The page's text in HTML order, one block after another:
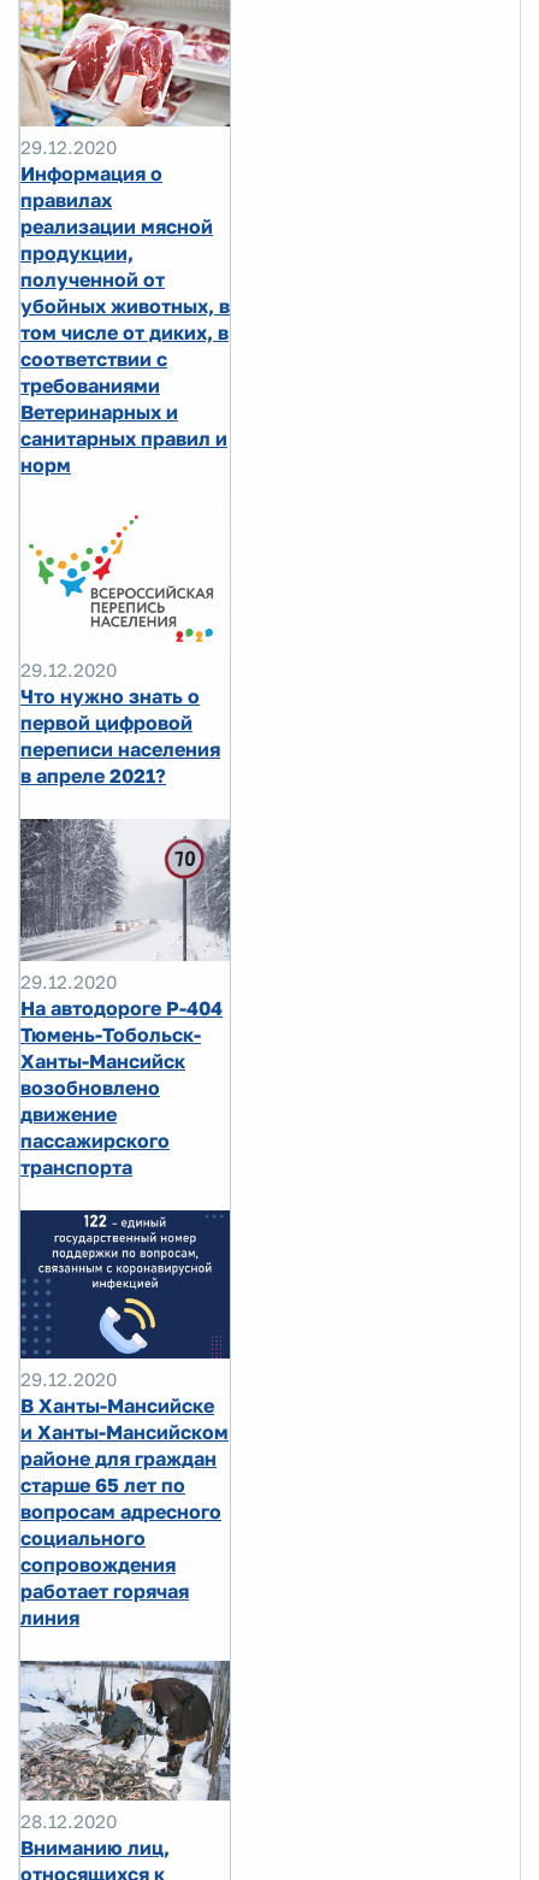
29.12.2020
Информация о
правилах
реализации мясной
продукции,
полученной от
убойных животных, в
том числе от диких, в
соответствии с
требованиями
Ветеринарных и
санитарных правил и
норм
29.12.2020
Что нужно знать о
первой цифровой
переписи населения
в апреле 2021?
29.12.2020
На автодороге Р-404
Тюмень-Тобольск-
Ханты-Мансийск
возобновлено
движение
пассажирского
транспорта
29.12.2020
В Ханты-Мансийске
и Ханты-Мансийском
районе для граждан
старше 65 лет по
вопросам адресного
социального
сопровождения
работает горячая
линия
28.12.2020
Вниманию лиц,
относящихся к